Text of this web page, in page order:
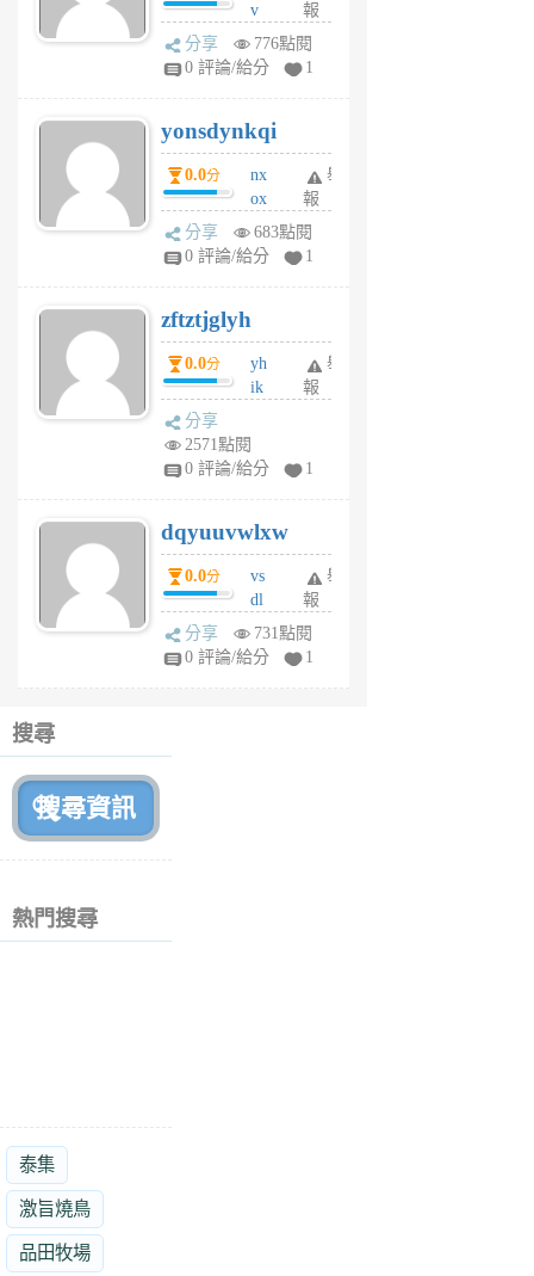
前
v
wt
sv
6
個
月
前
報
分享
776點閱
0 評論/給分
1
yonsdynkqi
0.0分
nx
ox
rh
pe
月
前
舉
報
分享
683點閱
0 評論/給分
1
zftztjglyh
0.0分
yh
ik
tu
6
個
月
前
舉
報
分享
2571點閱
0 評論/給分
1
dqyuuvwlxw
0.0分
vs
dl
sq
fy
舉
報
分享
731點閱
0 評論/給分
1
搜尋
熱門搜尋
泰集
激旨燒鳥
品田牧場